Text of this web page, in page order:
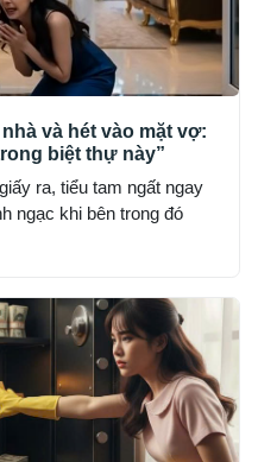
và hét vào mặt vợ:
biệt thự này”
ra, tiểu tam ngất ngay
ngạc khi bên trong đó